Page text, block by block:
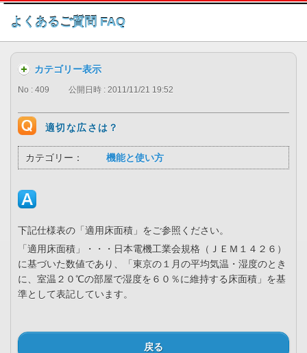
このページの本文へ
よくあるご質問 FAQ
カテゴリー表示
No : 409 公開日時 : 2011/11/21 19:52
適切な広さは？
カテゴリー： 機能と使い方
下記仕様表の「適用床面積」をご参照ください。
「適用床面積」・・・日本電機工業会規格（ＪＥＭ１４２６）
に基づいた数値であり、「東京の１月の平均気温・湿度のとき
に、室温２０℃の部屋で湿度を６０％に維持する床面積」を基
準として表記しています。
戻る